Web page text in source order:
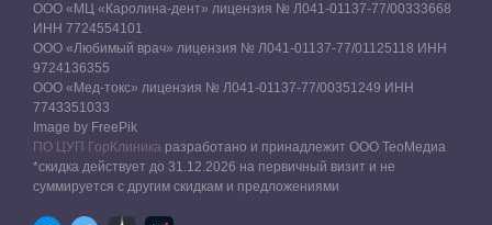
ООО «МЦ «Каролина-дент» лицензия № Л041-01137-77/00333668
ИНН 7724554101
ООО «Любимый врач» лицензия № Л041-01137-77/01125118 ИНН
9724136355
ООО «Мед-токс» лицензия № Л041-01137-77/00351249 ИНН
7743351033
Image by FreePik
ПО ЦУП ГорКлиника разработано и принадлежит ООО ТеоМедиа
*скидка действует до 31.12.2026 на первичный визит и не
суммируется с другим скидкам и предложениями